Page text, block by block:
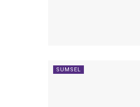
SUMSEL